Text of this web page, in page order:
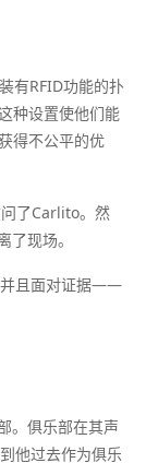
有RFID功能的扑
种设置使他们能
得不公平的优
了Carlito。然
现场。
并且面对证据——
。俱乐部在其声
他过去作为俱乐